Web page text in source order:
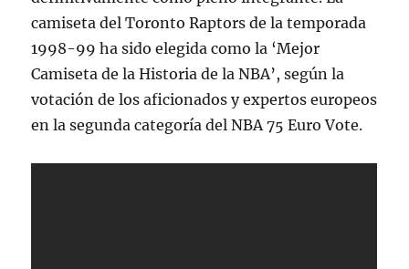
camiseta del Toronto Raptors de la temporada
1998-99 ha sido elegida como la ‘Mejor
Camiseta de la Historia de la NBA’, según la
votación de los aficionados y expertos europeos
en la segunda categoría del NBA 75 Euro Vote.